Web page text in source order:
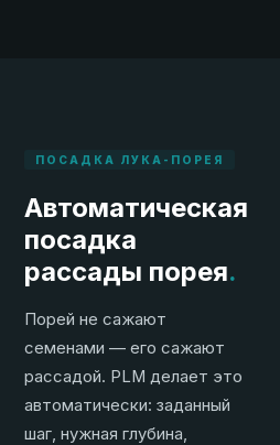
ПОСАДКА ЛУКА-ПОРЕЯ
Автоматическая
посадка
рассады порея.
Порей не сажают
семенами — его сажают
рассадой. PLM делает это
автоматически: заданный
шаг, нужная глубина,